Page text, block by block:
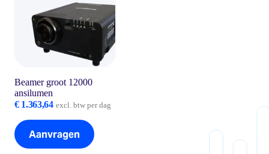
Beamer groot 12000
ansilumen
€1.363,64 excl. btw per dag
Aanvragen